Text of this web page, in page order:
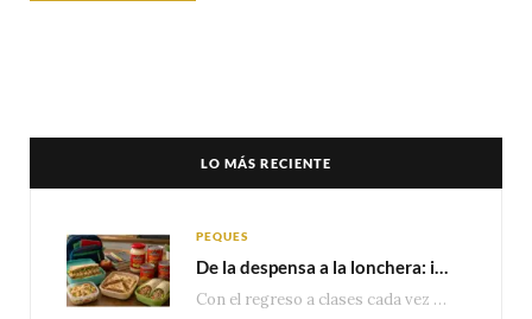
LO MÁS RECIENTE
PEQUES
De la despensa a la lonchera: ideas rápidas para el regreso a clases
Con el regreso a clases cada vez más cerca, las familias comienzan a reorganizar horarios,…